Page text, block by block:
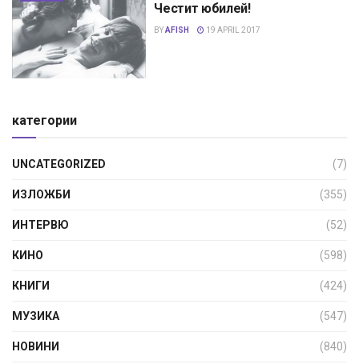
Честит юбилей!
BYAFISH 19 APRIL 2017
категории
UNCATEGORIZED (7)
ИЗЛОЖБИ (355)
ИНТЕРВЮ (52)
КИНО (598)
КНИГИ (424)
МУЗИКА (547)
НОВИНИ (840)